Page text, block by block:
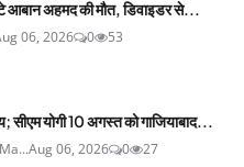
अहमद की मौत, डिवाइडर से...
06, 2026 0 53
सीएम योगी 10 अगस्त को गाजियाबाद...
Aug 06, 2026 0 27